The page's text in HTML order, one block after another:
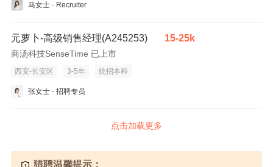
马女士 · Recruiter
元萝卜-高级销售经理(A245253) 15-25k
商汤科技SenseTime 已上市
西安-长安区 3-5年 统招本科
张女士 · 招聘专员
点击加载更多
猎聘温馨提示：